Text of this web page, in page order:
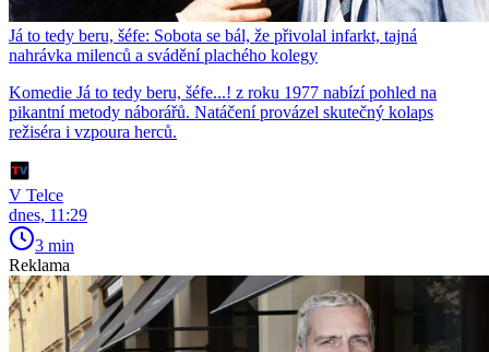
Já to tedy beru, šéfe: Sobota se bál, že přivolal infarkt, tajná
nahrávka milenců a svádění plachého kolegy
Komedie Já to tedy beru, šéfe...! z roku 1977 nabízí pohled na
pikantní metody náborářů. Natáčení provázel skutečný kolaps
režiséra i vzpoura herců.
V Telce
dnes, 11:29
3 min
Reklama